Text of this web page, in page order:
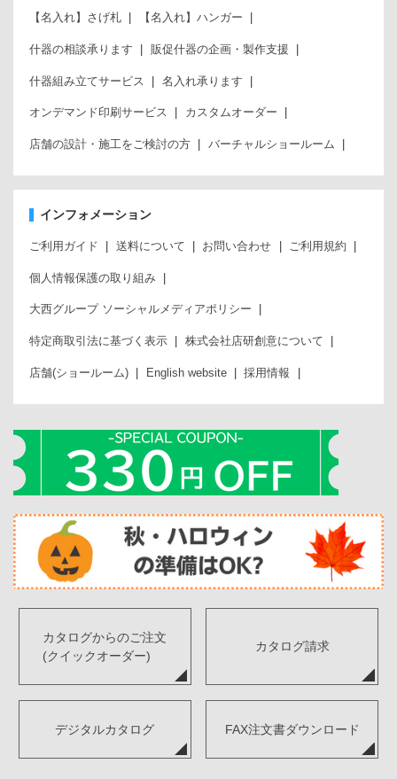
【名入れ】さげ札 【名入れ】ハンガー
什器の相談承ります 販促什器の企画・製作支援
什器組み立てサービス 名入れ承ります
オンデマンド印刷サービス カスタムオーダー
店舗の設計・施工をご検討の方 バーチャルショールーム
インフォメーション
ご利用ガイド 送料について お問い合わせ ご利用規約
個人情報保護の取り組み
大西グループ ソーシャルメディアポリシー
特定商取引法に基づく表示 株式会社店研創意について
店舗(ショールーム) English website 採用情報
カタログからのご注文
(クイックオーダー)
カタログ請求
デジタルカタログ FAX注文書ダウンロード